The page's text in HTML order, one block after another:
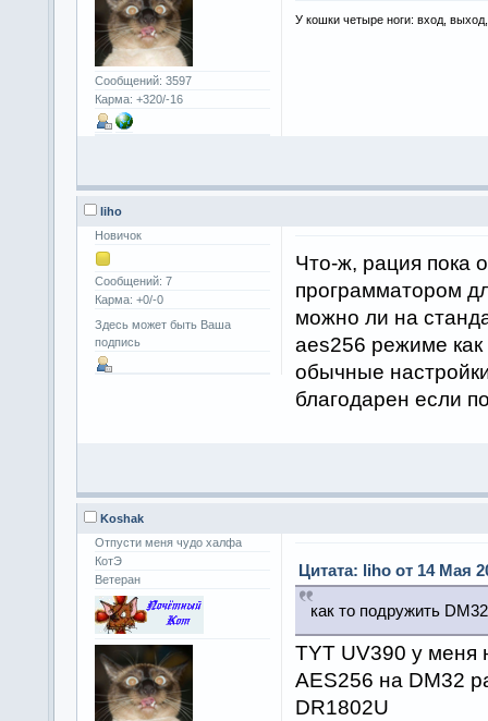
Сообщений: 3597
Карма: +320/-16
У кошки четыре ноги: вход,
liho
Новичок
Сообщений: 7
Карма: +0/-0
Здесь может быть Ваша
подпись
Что-ж, рация пока
программатором
можно ли на
aes256 режиме как
обычные
благодарен если
Koshak
Отпусти меня чудо халфа
КотЭ
Ветеран
Цитата: liho от 14 Мая
как то подружить
TYT UV390 у меня
AES256 на DM32
DR1802U